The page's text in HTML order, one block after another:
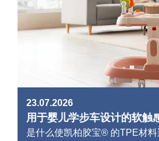
23.07.2026
用于婴儿学步车设计的软触
是什么使凯柏胶宝® 的TPE材